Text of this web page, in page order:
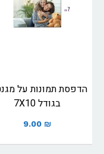
הדפסת תמונות על
בגודל 7X10
9.00 ₪